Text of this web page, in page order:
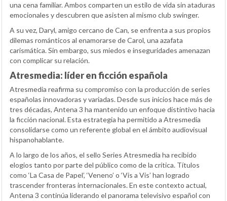
una cena familiar. Ambos comparten un estilo de vida sin ataduras
emocionales y descubren que asisten al mismo club swinger.
A su vez, Daryl, amigo cercano de Can, se enfrenta a sus propios
dilemas románticos al enamorarse de Carol, una azafata
carismática. Sin embargo, sus miedos e inseguridades amenazan
con complicar su relación.
Atresmedia: líder en ficción española
Atresmedia reafirma su compromiso con la producción de series
españolas innovadoras y variadas. Desde sus inicios hace más de
tres décadas, Antena 3 ha mantenido un enfoque distintivo hacia
la ficción nacional. Esta estrategia ha permitido a Atresmedia
consolidarse como un referente global en el ámbito audiovisual
hispanohablante.
A lo largo de los años, el sello Series Atresmedia ha recibido
elogios tanto por parte del público como de la crítica. Títulos
como ‘La Casa de Papel’, ‘Veneno’ o ‘Vis a Vis’ han logrado
trascender fronteras internacionales. En este contexto actual,
Antena 3 continúa liderando el panorama televisivo español con